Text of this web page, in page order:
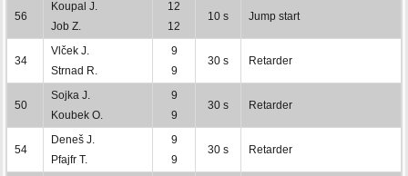
56
Koupal J.
Job Z.
12
12
10 s Jump start
34
Vlček J.
Strnad R.
9
9
30 s Retarder
50
Sojka J.
Koubek O.
9
9
30 s Retarder
54
Deneš J.
Pfajfr T.
9
9
30 s Retarder